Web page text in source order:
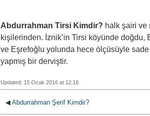
Abdurrahman Tirsi Kimdir? halk şairi ve
kişilerinden. İznik’in Tirsi köyünde doğdu,
ve Eşrefoğlu yolunda hece ölçüsüyle
yapmış bir derviştir.
Updated: 15 Ocak 2016 at 12:16
◀ Abdurrahman Şerif Kimdir?